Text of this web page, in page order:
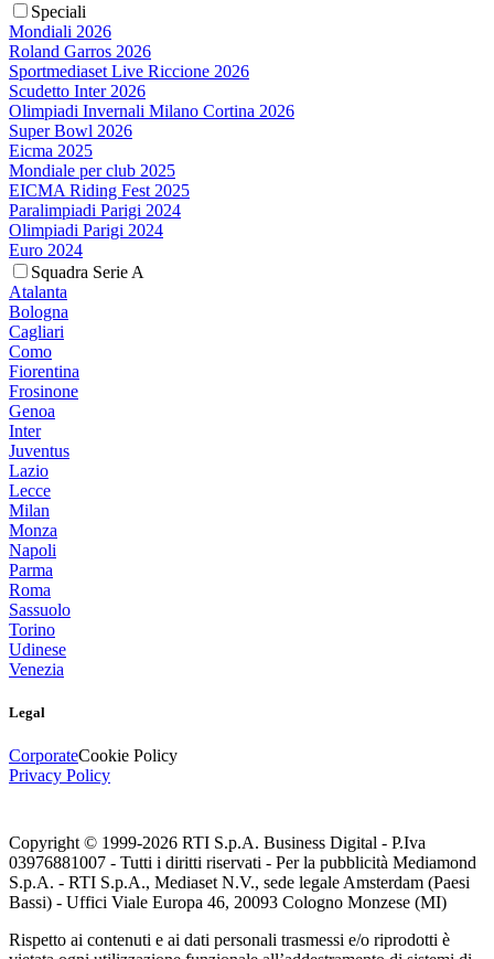
Speciali
Mondiali 2026
Roland Garros 2026
Sportmediaset Live Riccione 2026
Scudetto Inter 2026
Olimpiadi Invernali Milano Cortina 2026
Super Bowl 2026
Eicma 2025
Mondiale per club 2025
EICMA Riding Fest 2025
Paralimpiadi Parigi 2024
Olimpiadi Parigi 2024
Euro 2024
Squadra Serie A
Atalanta
Bologna
Cagliari
Como
Fiorentina
Frosinone
Genoa
Inter
Juventus
Lazio
Lecce
Milan
Monza
Napoli
Parma
Roma
Sassuolo
Torino
Udinese
Venezia
Legal
CorporateCookie Policy
Privacy Policy
Copyright © 1999-2026 RTI S.p.A. Business Digital - P.Iva
03976881007 - Tutti i diritti riservati - Per la pubblicità Mediamond
S.p.A. - RTI S.p.A., Mediaset N.V., sede legale Amsterdam (Paesi
Bassi) - Uffici Viale Europa 46, 20093 Cologno Monzese (MI)
Rispetto ai contenuti e ai dati personali trasmessi e/o riprodotti è